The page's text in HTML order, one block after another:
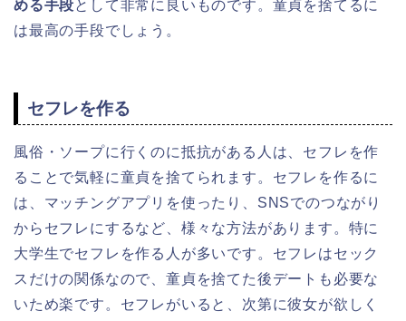
める手段として非常に良いものです。童貞を捨てるに
は最高の手段でしょう。
セフレを作る
風俗・ソープに行くのに抵抗がある人は、セフレを作
ることで気軽に童貞を捨てられます。セフレを作るに
は、マッチングアプリを使ったり、SNSでのつながり
からセフレにするなど、様々な方法があります。特に
大学生でセフレを作る人が多いです。セフレはセック
スだけの関係なので、童貞を捨てた後デートも必要な
いため楽です。セフレがいると、次第に彼女が欲しく